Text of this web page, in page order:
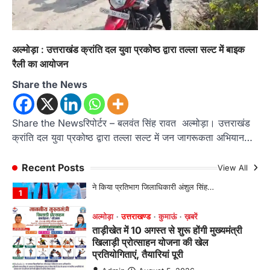
अल्मोड़ा : उत्तराखंड क्रांति दल युवा प्रकोष्ठ द्वारा तल्ला सल्ट में बाइक
रैली का आयोजन
Share the News
Share the Newsरिपोर्टर – बलवंत सिंह रावत अल्मोड़ा। उत्तराखंड
क्रांति दल युवा प्रकोष्ठ द्वारा तल्ला सल्ट में जन जागरूकता अभियान…
Recent Posts View All
1
चौखुटिया में सेवा पखवाड़ा शिविर: 954 लोगों ने
लिया लाभ, 191 में से 182 शिकायतों का मौके
पर हुआ निस्तारण
Admin August 5, 2026
अल्मोड़ा उत्तराखण्ड
ताड़ीखेत में 10 अगस्त से शुरू होंगी मुख्यमंत्री
खिलाड़ी प्रोत्साहन योजना की खेल
प्रतियोगिताएं, तैयारियां पूरी
योजना के अंतर्गत विकासखंड ताड़ीखेत एवं नगरपालिका
अल्मोड़ा उत्तराखण्ड कुमाऊं ख़बरें
जिलाधिकारी अंशुल सिंह ने चौखुटिया
सामुदायिक स्वास्थ्य केंद्र का किया औचक
निरीक्षण